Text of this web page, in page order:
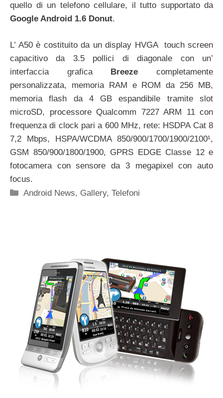
quello di un telefono cellulare, il tutto supportato da
Google Android 1.6 Donut.
L’ A50 è costituito da un display HVGA touch screen
capacitivo da 3.5 pollici di diagonale con un’
interfaccia grafica Breeze completamente
personalizzata, memoria RAM e ROM da 256 MB,
memoria flash da 4 GB espandibile tramite slot
microSD, processore Qualcomm 7227 ARM 11 con
frequenza di clock pari a 600 MHz, rete: HSDPA Cat 8
7,2 Mbps, HSPA/WCDMA 850/900/1700/1900/2100¹,
GSM 850/900/1800/1900, GPRS EDGE Classe 12 e
fotocamera con sensore da 3 megapixel con auto
focus.
Categorie
Android News, Gallery,Telefoni